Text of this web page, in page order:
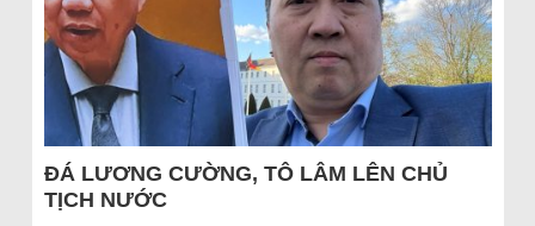
ĐÁ LƯƠNG CƯỜNG, TÔ LÂM LÊN CHỦ
TỊCH NƯỚC